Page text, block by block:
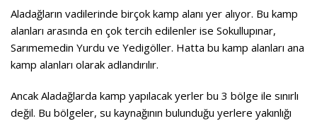
Aladağların vadilerinde birçok kamp alanı yer alıyor. Bu kamp
alanları arasında en çok tercih edilenler ise Sokullupınar,
Sarımemedin Yurdu ve Yedigöller. Hatta bu kamp alanları ana
kamp alanları olarak adlandırılır.
Ancak Aladağlarda kamp yapılacak yerler bu 3 bölge ile sınırlı
değil. Bu bölgeler, su kaynağının bulunduğu yerlere yakınlığı